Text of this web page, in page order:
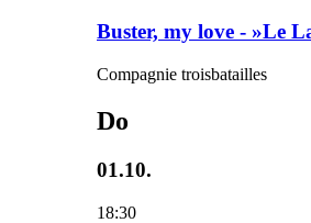
Buster, my love - »Le
Compagnie troisbatailles
Do
01.10.
18:30